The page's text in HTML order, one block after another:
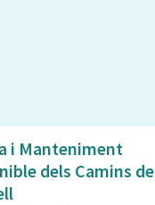
i Manteniment
dels Camins de